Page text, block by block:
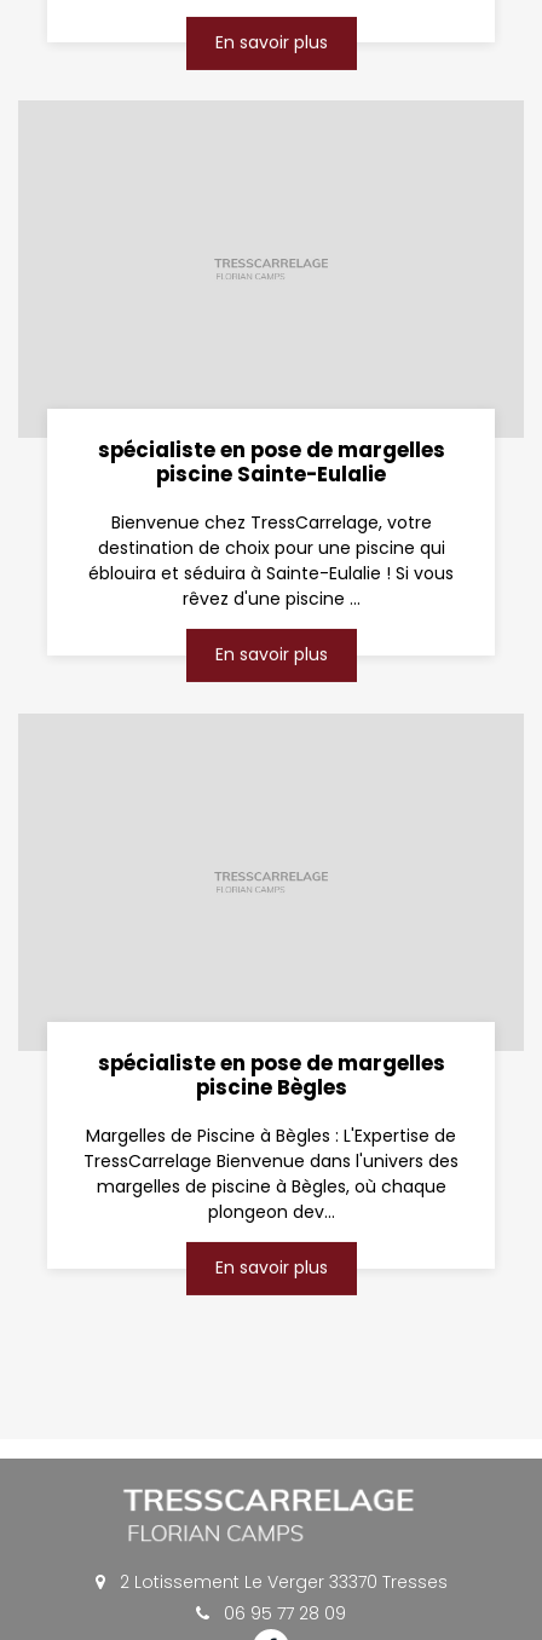
En savoir plus
spécialiste en pose de margelles
piscine Sainte-Eulalie
Bienvenue chez TressCarrelage, votre
destination de choix pour une piscine qui
éblouira et séduira à Sainte-Eulalie ! Si vous
rêvez d'une piscine ...
En savoir plus
spécialiste en pose de margelles
piscine Bègles
Margelles de Piscine à Bègles : L'Expertise de
TressCarrelage Bienvenue dans l'univers des
margelles de piscine à Bègles, où chaque
plongeon dev...
En savoir plus
2 Lotissement Le Verger 33370 Tresses
06 95 77 28 09